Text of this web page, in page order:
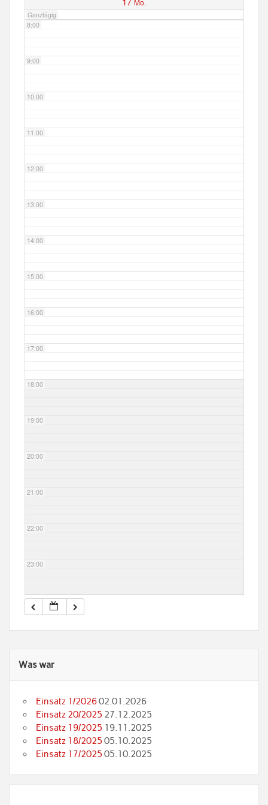
Mo.
Ganztägig
8:00
9:00
10:00
11:00
12:00
13:00
14:00
15:00
16:00
17:00
18:00
19:00
20:00
21:00
22:00
23:00
Was war
Einsatz 1/202602.01.2026
Einsatz 20/2025 27.12.2025
Einsatz 19/2025 19.11.2025
Einsatz 18/2025 05.10.2025
Einsatz 17/2025 05.10.2025